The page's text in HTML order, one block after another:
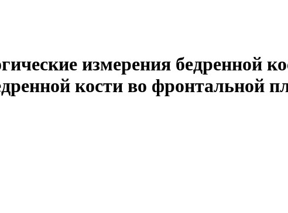
измерения бедренной
кости во фронтальной